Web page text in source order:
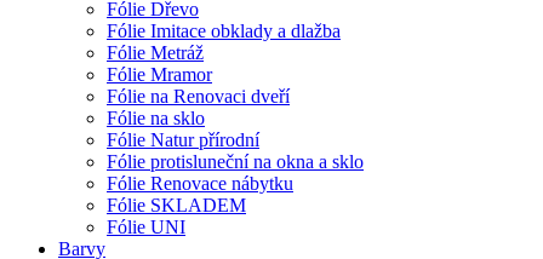
Fólie Dřevo
Fólie Imitace obklady a dlažba
Fólie Metráž
Fólie Mramor
Fólie na Renovaci dveří
Fólie na sklo
Fólie Natur přírodní
Fólie protisluneční na okna a sklo
Fólie Renovace nábytku
Fólie SKLADEM
Fólie UNI
Barvy